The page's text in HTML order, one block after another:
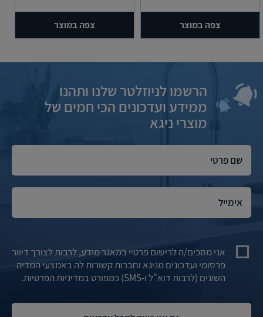
צפה במוצר צפה במוצר
הרשמו לניוזלטר שלנו ותהנו
ממידע ועדכונים הכי חמים של
מוצרי ניגא
אני מסכים/ה לרישום פרטיי במאגר מידע, לרבות לצורך דיוור
פרסומי ועדכונים מניגא וחברות קשורות לה באמצעי המדיה
השונים (לרבות דוא"ל ו-SMS) כמפורט במדיניות הפרטיות.